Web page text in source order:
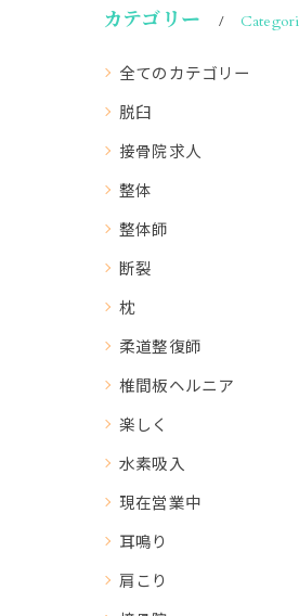
カテゴリー
全てのカテゴリー
脱臼
接骨院求人
整体
整体師
断裂
枕
柔道整復師
椎間板ヘルニア
楽しく
水素吸入
現在営業中
耳鳴り
肩こり